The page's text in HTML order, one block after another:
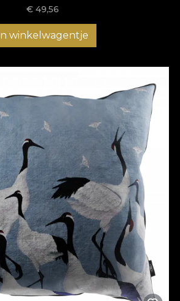
€ 49,56
In winkelwagentje